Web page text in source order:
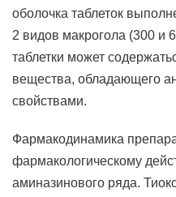
оболочка таблеток
2 видов макрогола (300 и
таблетки может
вещества, обладающего
свойствами.
Фармакодинамика
фармакологическому
аминазинового ряда.